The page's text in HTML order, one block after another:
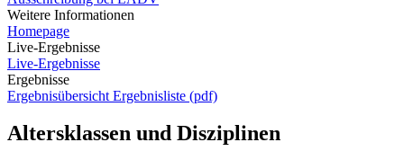
Weitere Informationen
Homepage
Live-Ergebnisse
Live-Ergebnisse
Ergebnisse
Ergebnisübersicht Ergebnisliste (pdf)
Altersklassen und Disziplinen